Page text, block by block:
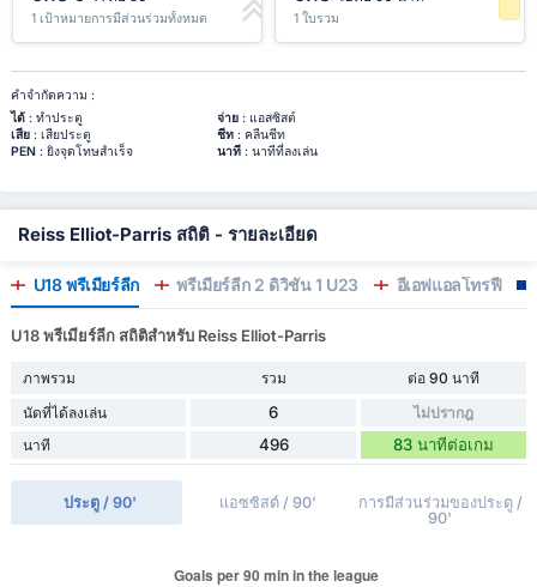
1 เป้าหมายการมีส่วนร่วมทั้งหมด 1 ใบรวม
คำจำกัดความ :
ได้: ทำประตู จ่าย: แอสซิสต์
เสีย: เสียประตู ชีท: คลีนชีท
PEN : ยิงจุดโทษสำเร็จ นาที: นาทีที่ลงเล่น
Reiss Elliot-Parris สถิติ - รายละเอียด
U18 พรีเมียร์ลีก พรีเมียร์ลีก 2 ดิวิชั่น 1 U23 อีเอฟแอลโทรฟี่
U18 พรีเมียร์ลีก สถิติสำหรับ Reiss Elliot-Parris
ภาพรวม รวม
ต่อ 90 นาที
นัดที่ได้ลงเล่น
6
ไม่ปรากฎ
นาที
496 83 นาทีต่อเกม
ประตู / 90' แอซซิสต์ / 90'
การมีส่วนร่วมของประตู /
90'